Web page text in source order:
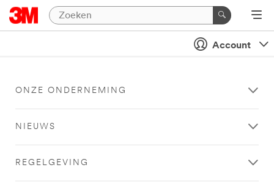
Account
ONZE ONDERNEMING
NIEUWS
REGELGEVING